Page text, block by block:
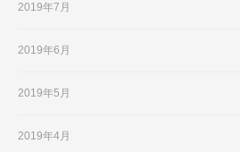
2019年7月
2019年6月
2019年5月
2019年4月